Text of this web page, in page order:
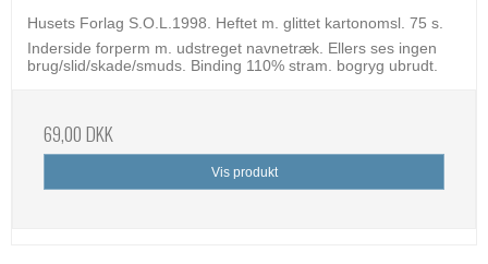
Husets Forlag S.O.L.1998. Heftet m. glittet kartonomsl. 75 s.
Inderside forperm m. udstreget navnetræk. Ellers ses ingen
brug/slid/skade/smuds. Binding 110% stram. bogryg ubrudt.
69,00 DKK
Vis produkt